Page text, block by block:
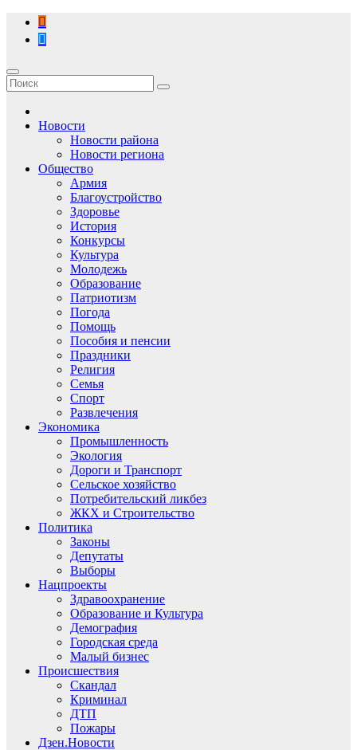
Перейти
содержимому
Новости
Новости района
Новости региона
Общество
Армия
Благоустройство
Здоровье
История
Конкурсы
Культура
Молодежь
Образование
Патриотизм
Погода
Помощь
Пособия и пенсии
Праздники
Религия
Семья
Спорт
Развлечения
Экономика
Промышленность
Экология
Дороги и Транспорт
Сельское хозяйство
Потребительский ликбез
ЖКХ и Строительство
Политика
Законы
Депутаты
Выборы
Нацпроекты
Здравоохранение
Образование и Культура
Демография
Городская среда
Малый бизнес
Происшествия
Скандал
Криминал
ДТП
Пожары
Дзен.Новости